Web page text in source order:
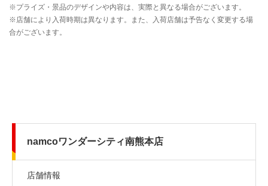
namcoワンダーシティ南熊本店
店舗情報